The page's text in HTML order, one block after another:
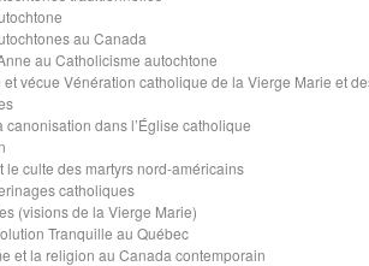
au Canada
au Catholicisme autochtone
vécue Vénération catholique de la Vierge Marie et
canonisation dans l’Église catholique
le culte des martyrs nord-américains
catholiques
(visions de la Vierge Marie)
Tranquille au Québec
et la religion au Canada contemporain